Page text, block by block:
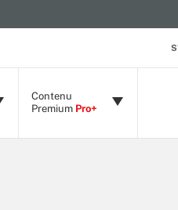
Contenu
Premium Pro+